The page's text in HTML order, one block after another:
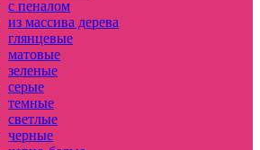
с пеналом
из массива дерева
глянцевые
матовые
зеленые
серые
темные
светлые
черные